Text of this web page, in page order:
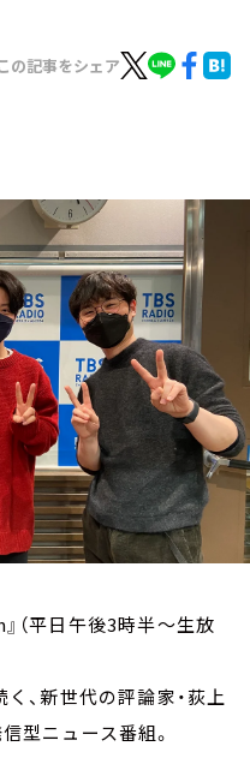
の記事をシェア
（平日午後3時半～生放
、新世代の評論家・荻上
型ニュース番組。